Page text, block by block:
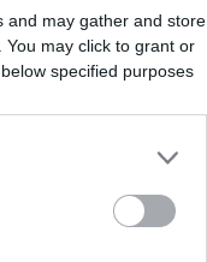
and may gather and store
may click to grant or
specified purposes